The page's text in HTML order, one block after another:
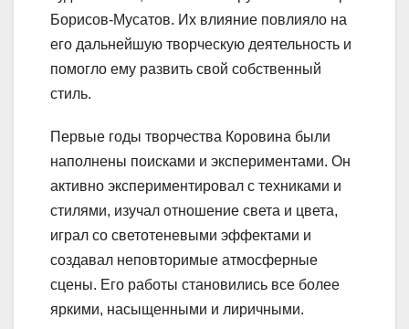
Борисов-Мусатов. Их влияние повлияло на
его дальнейшую творческую деятельность и
помогло ему развить свой собственный
стиль.
Первые годы творчества Коровина были
наполнены поисками и экспериментами. Он
активно экспериментировал с техниками и
стилями, изучал отношение света и цвета,
играл со светотеневыми эффектами и
создавал неповторимые атмосферные
сцены. Его работы становились все более
яркими, насыщенными и лиричными.